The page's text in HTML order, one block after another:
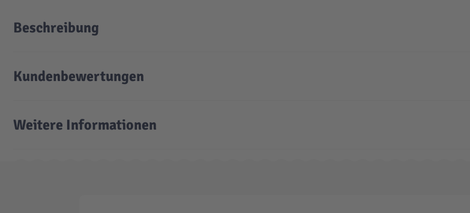
Beschreibung
Kundenbewertungen
Weitere Informationen